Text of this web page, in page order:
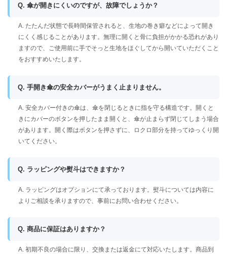
Q. 傘が開きにくいのですが、故障でしょうか？
A. たたんだ状態で長時間保管されると、生地の巻き癖などによって開き
にくく感じることがあります。無理に開くと骨に負担がかかる恐れがあり
ますので、ご使用前に手でそっと生地をほぐしてから開いていただくこと
をおすすめいたします。
Q. 手開き傘の安全カバーがうまく止まりません。
A. 安全カバー付きの傘は、傘を閉じるときに指を守る構造です。開くと
きにカバーのボタンを押したまま開くと、傘が止まらず閉じてしまう場合
があります。開く際はボタンを押さずに、ロクロ部分を持ってゆっくり開
いてください。
Q. ラッピングや熨斗はできますか？
A. ラッピングはオプションにて承っております。熨斗については内容に
よりご相談を承りますので、事前にお問い合わせください。
Q. 商品に保証はありますか？
A. 初期不良の場合に限り、交換または返金にて対応いたします。商品到